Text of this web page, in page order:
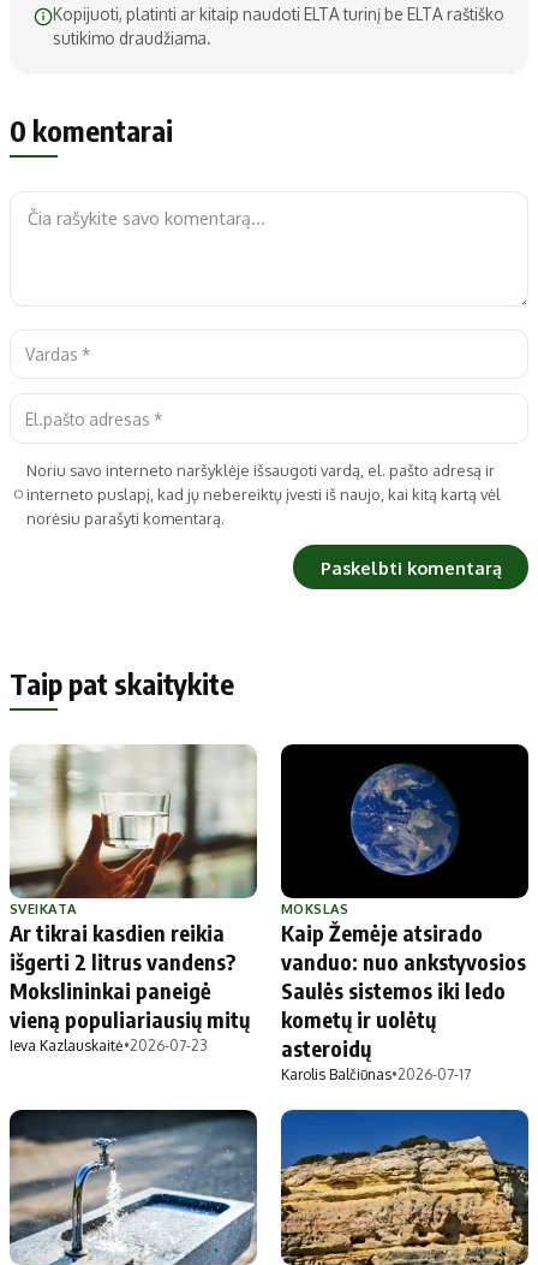
Kopijuoti, platinti ar kitaip naudoti ELTA turinį be ELTA raštiško
sutikimo draudžiama.
0 komentarai
Noriu savo interneto naršyklėje išsaugoti vardą, el. pašto adresą ir
interneto puslapį, kad jų nebereiktų įvesti iš naujo, kai kitą kartą vėl
norėsiu parašyti komentarą.
Taip pat skaitykite
SVEIKATA
Ar tikrai kasdien reikia
išgerti 2 litrus vandens?
Mokslininkai paneigė
vieną populiariausių mitų
Ieva Kazlauskaitė•2026-07-23
MOKSLAS
Kaip Žemėje atsirado
vanduo: nuo ankstyvosios
Saulės sistemos iki ledo
kometų ir uolėtų
asteroidų
Karolis Balčiūnas•2026-07-17